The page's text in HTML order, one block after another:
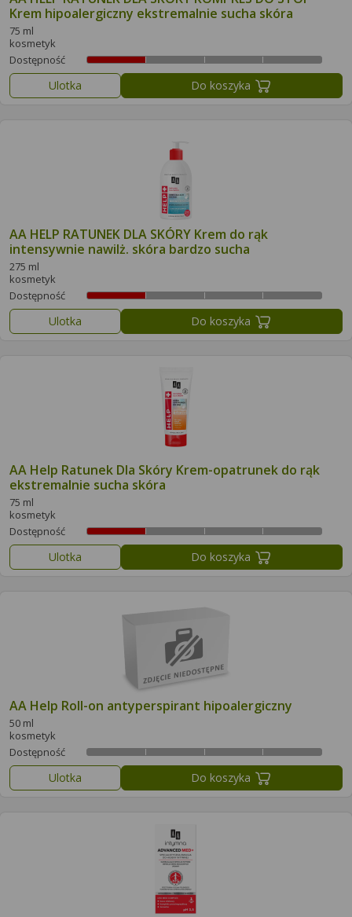
Krem hipoalergiczny ekstremalnie sucha skóra
75 ml
kosmetyk
Dostępność
Ulotka Do koszyka
AA HELP RATUNEK DLA SKÓRY Krem do rąk
intensywnie nawilż. skóra bardzo sucha
275 ml
kosmetyk
Dostępność
Ulotka Do koszyka
AA Help Ratunek Dla Skóry Krem-opatrunek do rąk
ekstremalnie sucha skóra
75 ml
kosmetyk
Dostępność
Ulotka Do koszyka
AA Help Roll-on antyperspirant hipoalergiczny
50 ml
kosmetyk
Dostępność
Ulotka Do koszyka